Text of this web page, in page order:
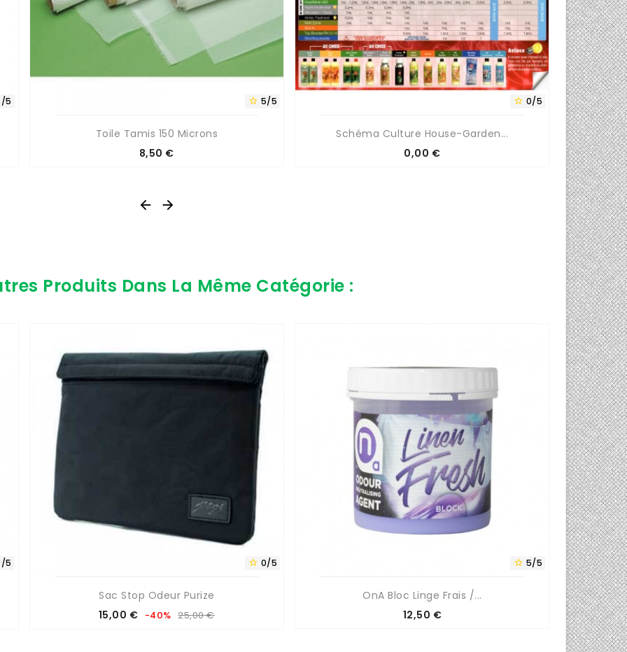
5  5/5
Toile Tamis 150 Microns
Prix
8,50 €
 0/5
Schéma Culture House-Garden...
Prix
0,00 €
 
Produits Dans La Même Catégorie :
5  0/5
Sac Stop Odeur Purize
Prix
15,00 € Prix
-40% 25,00 €
 5/5
OnA Bloc Linge Frais /...
Prix
12,50 €